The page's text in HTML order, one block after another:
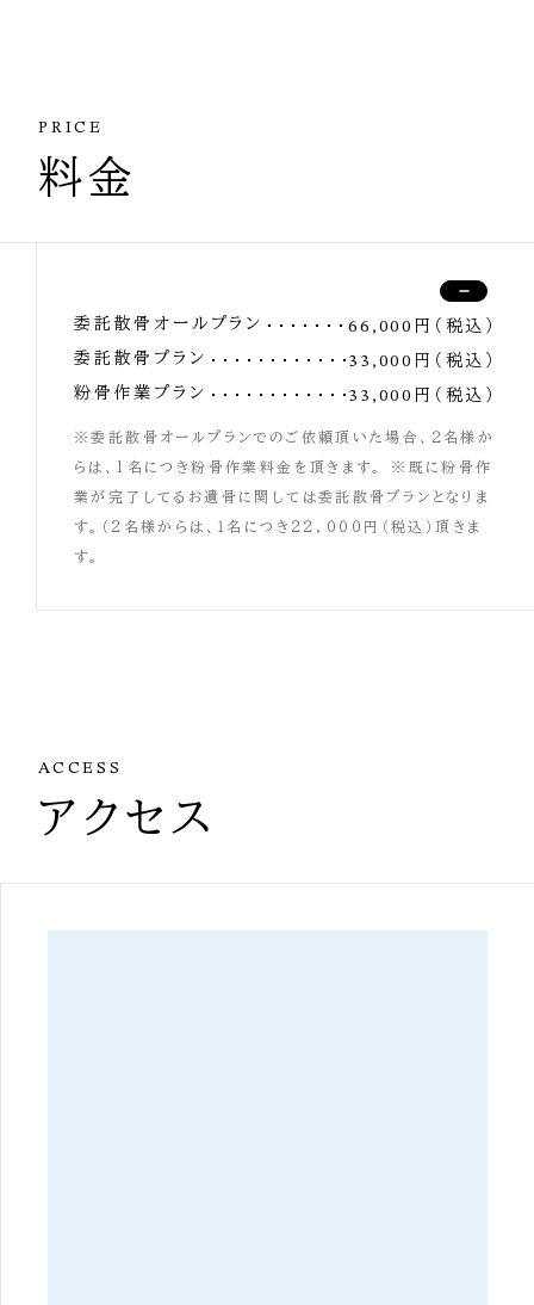
PRICE
料金
委託散骨オールプラン
66,000円（税込）
委託散骨プラン
33,000円（税込）
粉骨作業プラン
33,000円（税込）
※委託散骨オールプランでのご依頼頂いた場合、２名様か
らは、1名につき粉骨作業料金を頂きます。 ※既に粉骨作
業が完了してるお遺骨に関しては委託散骨プランとなりま
す。（2名様からは、１名につき２２，０００円（税込）頂きま
す。
ACCESS
アクセス